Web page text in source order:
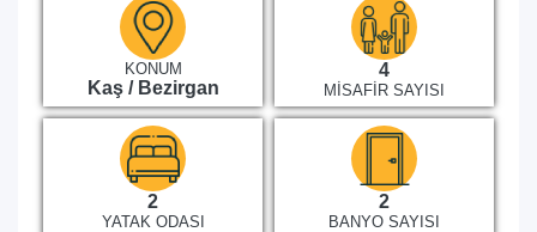
KONUM
Kaş / Bezirgan
4
MISAFIR SAYISI
2
YATAK ODASI
2
BANYO SAYISI